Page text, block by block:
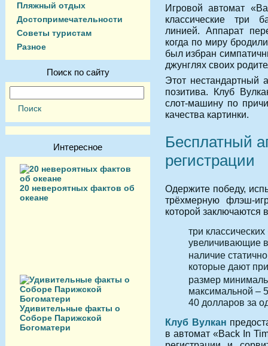
Пляжный отдых
Достопримечательности
Советы туристам
Разное
Поиск по сайту
Интересное
20 невероятных фактов об
океане
Удивительные факты о
Соборе Парижской
Богоматери
Игровой автомат
классические три
линией. Аппарат
когда по миру
был избран
джунглях своих
Этот нестандартный
позитива. Клуб
слот-машину по
качества картинки.
Бесплатный
регистрации
Одержите победу,
трёхмерную флэш-
которой заключаются
три
увеличивающие
наличие
которые дают
размер
максимальной –
40 долларов за
Клуб Вулкан
в автомат «Back In